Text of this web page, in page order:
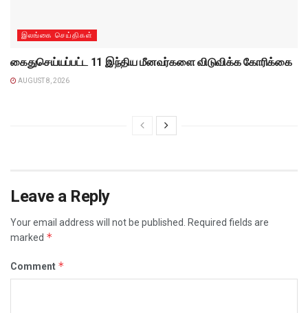
இலங்கை செய்திகள்
கைதுசெய்யப்பட்ட 11 இந்திய மீனவர்களை விடுவிக்க கோரிக்கை
AUGUST 8, 2026
Leave a Reply
Your email address will not be published.
Required fields are
marked *
Comment *